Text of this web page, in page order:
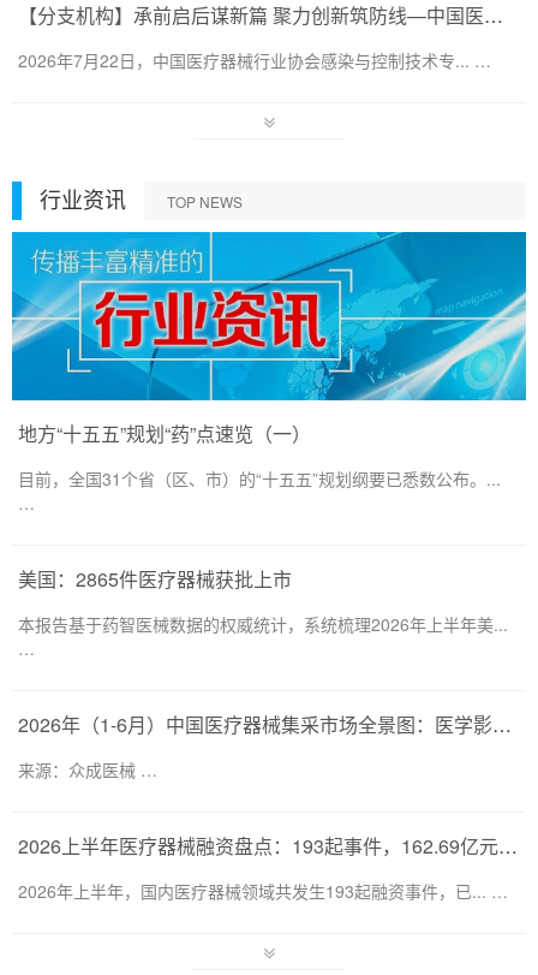
【分支机构】承前启后谋新篇 聚力创新筑防线—中国医疗器械行业协会感染与控制技术专业委员会换届会暨第六届第一次会员代表大会圆满召开
2026年7月22日，中国医疗器械行业协会感染与控制技术专... …
行业资讯 TOP NEWS
地方“十五五”规划“药”点速览（一）
目前，全国31个省（区、市）的“十五五”规划纲要已悉数公布。...
…
美国：2865件医疗器械获批上市
本报告基于药智医械数据的权威统计，系统梳理2026年上半年美...
…
2026年（1-6月）中国医疗器械集采市场全景图：医学影像仍为集采主要目标，部分产品线增速显著
来源：众成医械 …
2026上半年医疗器械融资盘点：193起事件，162.69亿元流向何处？
2026年上半年，国内医疗器械领域共发生193起融资事件，已... …